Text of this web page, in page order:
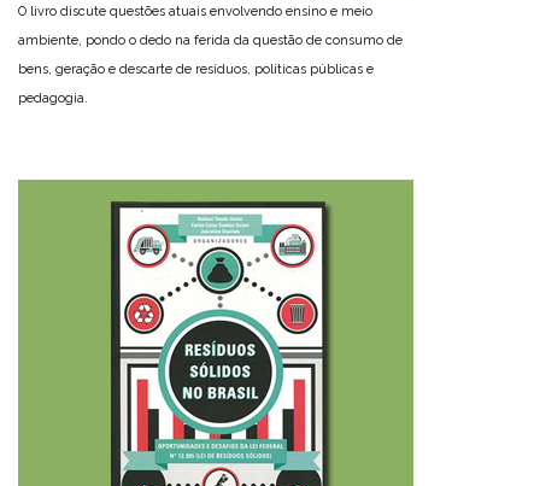
O livro discute questões atuais envolvendo ensino e meio
ambiente, pondo o dedo na ferida da questão de consumo de
bens, geração e descarte de resíduos, políticas públicas e
pedagogia.